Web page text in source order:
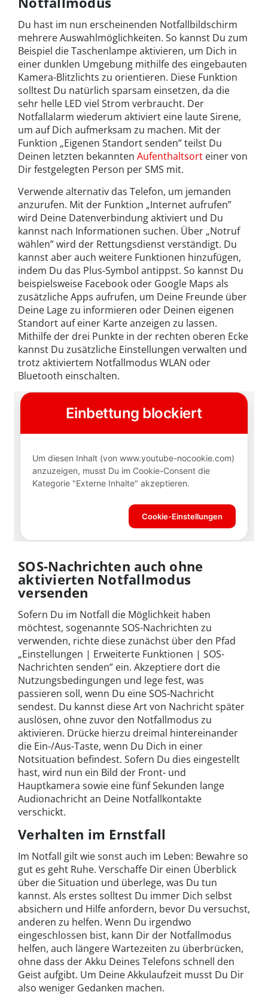
Du hast im nun erscheinenden Notfallbildschirm
mehrere Auswahlmöglichkeiten. So kannst Du zum
Beispiel die Taschenlampe aktivieren, um Dich in
einer dunklen Umgebung mithilfe des eingebauten
Kamera-Blitzlichts zu orientieren. Diese Funktion
solltest Du natürlich sparsam einsetzen, da die
sehr helle LED viel Strom verbraucht. Der
Notfallalarm wiederum aktiviert eine laute Sirene,
um auf Dich aufmerksam zu machen. Mit der
Funktion „Eigenen Standort senden” teilst Du
Deinen letzten bekannten Aufenthaltsort einer von
Dir festgelegten Person per SMS mit.
Verwende alternativ das Telefon, um jemanden
anzurufen. Mit der Funktion „Internet aufrufen”
wird Deine Datenverbindung aktiviert und Du
kannst nach Informationen suchen. Über „Notruf
wählen” wird der Rettungsdienst verständigt. Du
kannst aber auch weitere Funktionen hinzufügen,
indem Du das Plus-Symbol antippst. So kannst Du
beispielsweise Facebook oder Google Maps als
zusätzliche Apps aufrufen, um Deine Freunde über
Deine Lage zu informieren oder Deinen eigenen
Standort auf einer Karte anzeigen zu lassen.
Mithilfe der drei Punkte in der rechten oberen Ecke
kannst Du zusätzliche Einstellungen verwalten und
trotz aktiviertem Notfallmodus WLAN oder
Bluetooth einschalten.
SOS-Nachrichten auch ohne
aktivierten Notfallmodus
versenden
Sofern Du im Notfall die Möglichkeit haben
möchtest, sogenannte SOS-Nachrichten zu
verwenden, richte diese zunächst über den Pfad
„Einstellungen | Erweiterte Funktionen | SOS-
Nachrichten senden” ein. Akzeptiere dort die
Nutzungsbedingungen und lege fest, was
passieren soll, wenn Du eine SOS-Nachricht
sendest. Du kannst diese Art von Nachricht später
auslösen, ohne zuvor den Notfallmodus zu
aktivieren. Drücke hierzu dreimal hintereinander
die Ein-/Aus-Taste, wenn Du Dich in einer
Notsituation befindest. Sofern Du dies eingestellt
hast, wird nun ein Bild der Front- und
Hauptkamera sowie eine fünf Sekunden lange
Audionachricht an Deine Notfallkontakte
verschickt.
Verhalten im Ernstfall
Im Notfall gilt wie sonst auch im Leben: Bewahre so
gut es geht Ruhe. Verschaffe Dir einen Überblick
über die Situation und überlege, was Du tun
kannst. Als erstes solltest Du immer Dich selbst
absichern und Hilfe anfordern, bevor Du versuchst,
anderen zu helfen. Wenn Du irgendwo
eingeschlossen bist, kann Dir der Notfallmodus
helfen, auch längere Wartezeiten zu überbrücken,
ohne dass der Akku Deines Telefons schnell den
Geist aufgibt. Um Deine Akkulaufzeit musst Du Dir
also weniger Gedanken machen.